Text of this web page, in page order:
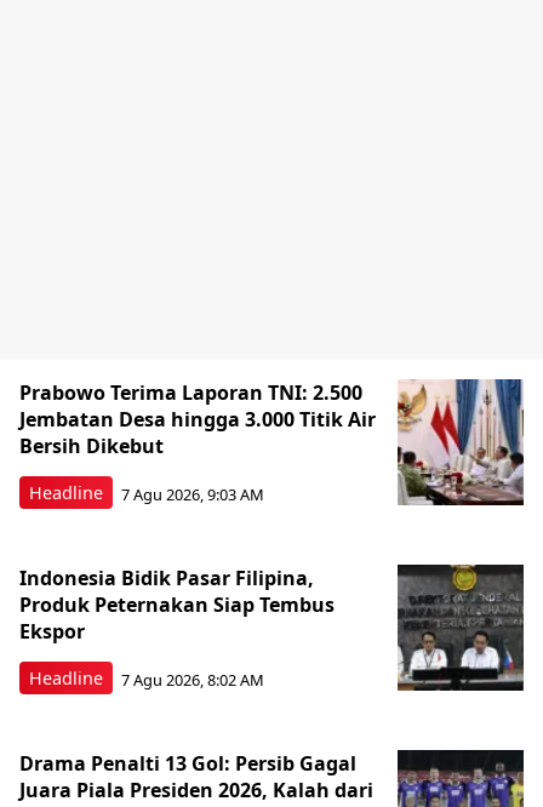
Headline
Prabowo Terima Laporan TNI: 2.500
Jembatan Desa hingga 3.000 Titik Air
Bersih Dikebut
7 Agu 2026, 9:03 AM
Headline
Indonesia Bidik Pasar Filipina,
Produk Peternakan Siap Tembus
Ekspor
7 Agu 2026, 8:02 AM
Drama Penalti 13 Gol: Persib Gagal
Juara Piala Presiden 2026, Kalah dari